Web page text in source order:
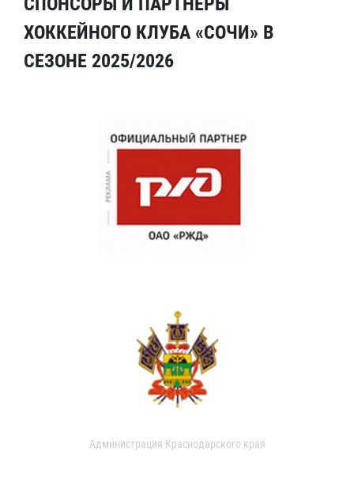
ХОККЕЙНОГО КЛУБА «СОЧИ» В
СЕЗОНЕ 2025/2026
Администрация Краснодарского края